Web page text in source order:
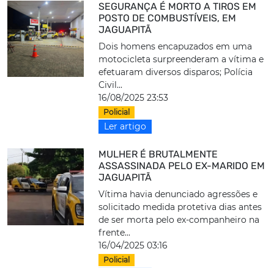
SEGURANÇA É MORTO A TIROS EM
POSTO DE COMBUSTÍVEIS, EM
JAGUAPITÃ
Dois homens encapuzados em uma
motocicleta surpreenderam a vítima e
efetuaram diversos disparos; Polícia
Civil...
16/08/2025 23:53
Policial
Ler artigo
MULHER É BRUTALMENTE
ASSASSINADA PELO EX-MARIDO EM
JAGUAPITÃ
Vítima havia denunciado agressões e
solicitado medida protetiva dias antes
de ser morta pelo ex-companheiro na
frente...
16/04/2025 03:16
Policial